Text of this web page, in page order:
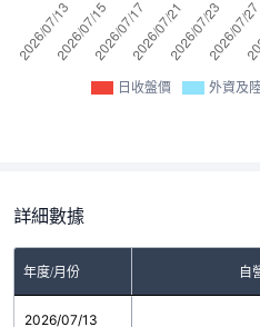
日收盤價 外資及
詳細數據
年度/月份 自
2026/07/13